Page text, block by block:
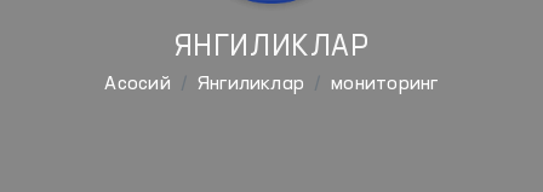
ЯНГИЛИКЛАР
Aсосий Янгиликлар мониторинг